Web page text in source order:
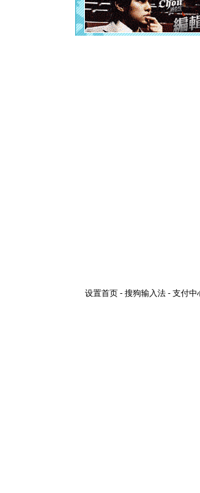
设置首页 - 搜狗输入法 - 支付中